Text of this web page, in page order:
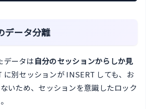
データ分離
データは自分のセッションからしか見
に別セッションが INSERT しても、お
いため、セッションを意識したロック